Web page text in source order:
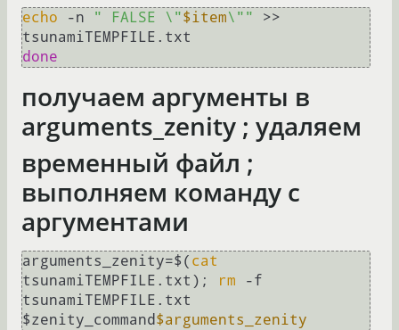
echo -n " FALSE \"$item\""
>>
done
получаем аргументы в
arguments_zenity ; удаляем
временный файл ;
выполняем команду с
аргументами
arguments_zenity=$( cat
tsunamiTEMPFILE.txt);
rm -f
tsunamiTEMPFILE.txt
$zenity_command $arguments_zenity